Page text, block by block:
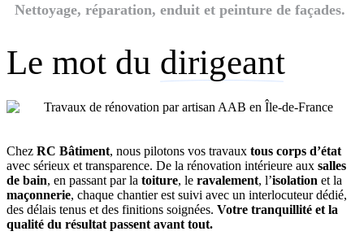
Nettoyage, réparation, enduit et peinture de façades.
Le mot du dirigeant
Chez RC Bâtiment, nous pilotons vos travaux tous corps d’état
avec sérieux et transparence. De la rénovation intérieure aux salles
de bain, en passant par la toiture, le ravalement, l’isolation et la
maçonnerie, chaque chantier est suivi avec un interlocuteur dédié,
des délais tenus et des finitions soignées. Votre tranquillité et la
qualité du résultat passent avant tout.